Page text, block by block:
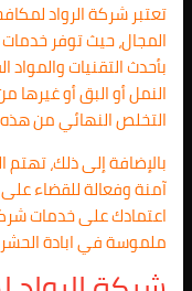
تعتبر شركة الرواد
المجال، حيث توفر
بأحدث التقنيات
النمل أو البق أو غيرها
التخلص النهائي من
بالإضافة إلى ذلك،
آمنة وفعالة للقضاء على
اعتمادك على خدمات
ملموسة في ابادة